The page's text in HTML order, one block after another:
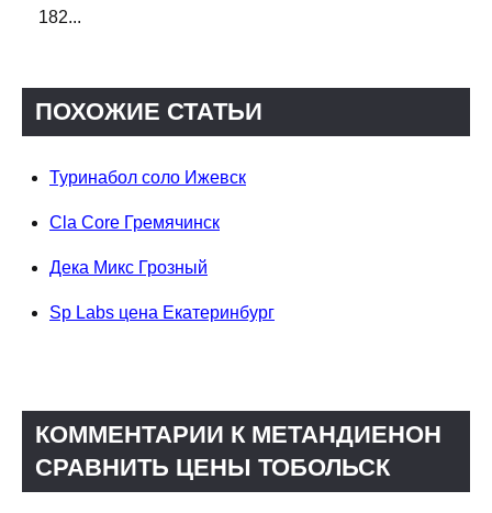
182...
ПОХОЖИЕ СТАТЬИ
Туринабол соло Ижевск
Cla Core Гремячинск
Дека Микс Грозный
Sp Labs цена Екатеринбург
КОММЕНТАРИИ К МЕТАНДИЕНОН
СРАВНИТЬ ЦЕНЫ ТОБОЛЬСК